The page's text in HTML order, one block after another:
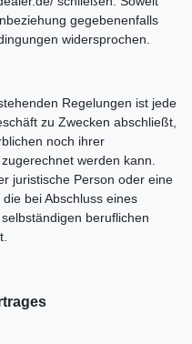
gegebenenfalls
widersprochen.
Regelungen ist jede
zu Zwecken abschließt,
noch ihrer
werden kann.
juristische Person oder eine
bei Abschluss eines
beruflichen